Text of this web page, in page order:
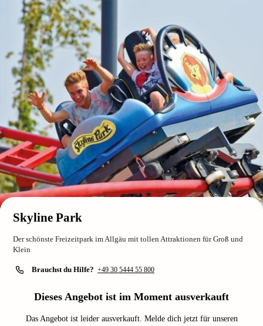
Skyline Park
Der schönste Freizeitpark im Allgäu mit tollen Attraktionen für Groß und
Klein
Brauchst du Hilfe? +49 30 5444 55 800
Dieses Angebot ist im Moment ausverkauft
Das Angebot ist leider ausverkauft. Melde dich jetzt für unseren